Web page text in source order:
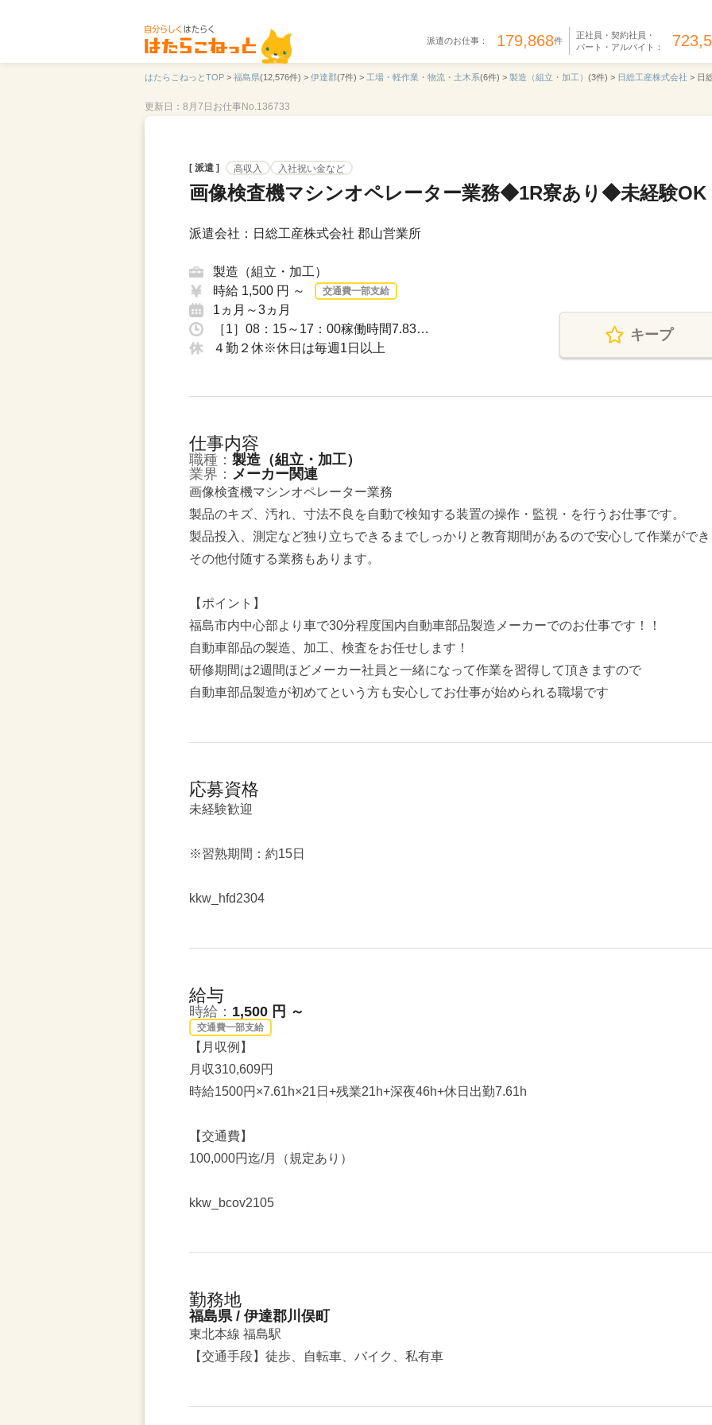
派遣のお仕事： 179,868件
正社員・契約社員・
パート・アルバイト：
はたらこねっとTOP > 福島県(12,576件) > 伊達郡(7件) > 工場・軽作業・物流・土木系(6件) > 製造（組立・加工） (3件) > 日総工産株式会社 > 日
更新日：8月7日 お仕事No.136733
[ 派遣 ] 高収入 入社祝い金など
画像検査機マシンオペレーター業務◆1R寮あり◆未経験OK
派遣会社：日総工産株式会社 郡山営業所
製造（組立・加工）
時給 1,500 円 ～
交通費一部支給
1ヵ月～3ヵ月
［1］08：15～17：00稼働時間7.83…
４勤２休※休日は毎週1日以上
キープ
仕事内容
職種： 製造（組立・加工）
業界： メーカー関連
画像検査機マシンオペレーター業務
製品のキズ、汚れ、寸法不良を自動で検知する装置の操作・監視・を行うお仕事です。
製品投入、測定など独り立ちできるまでしっかりと教育期間があるので安心して作業がで
その他付随する業務もあります。
【ポイント】
福島市内中心部より車で30分程度国内自動車部品製造メーカーでのお仕事です！！
自動車部品の製造、加工、検査をお任せします！
研修期間は2週間ほどメーカー社員と一緒になって作業を習得して頂きますので
自動車部品製造が初めてという方も安心してお仕事が始められる職場です
応募資格
未経験歓迎
※習熟期間：約15日
kkw_hfd2304
給与
時給： 1,500 円 ～
交通費一部支給
【月収例】
月収310,609円
時給1500円×7.61h×21日+残業21h+深夜46h+休日出勤7.61h
【交通費】
100,000円迄/月（規定あり）
kkw_bcov2105
勤務地
福島県 / 伊達郡川俣町
東北本線 福島駅
【交通手段】徒歩、自転車、バイク、私有車